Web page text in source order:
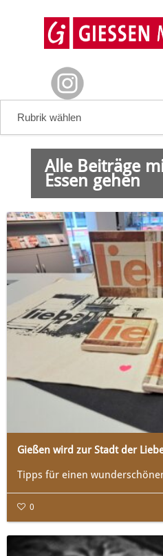
Alle Beiträge
Essen gehen
Gießen wird zur Stadt der
Tipps für einen
0